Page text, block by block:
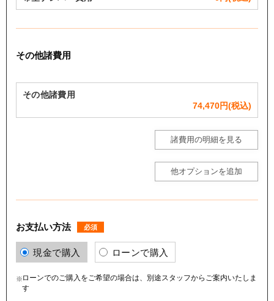
その他諸費用
その他諸費用
74,470円(税込)
諸費用の明細を見る
他オプションを追加
お支払い方法 必須
現金で購入 ローンで購入
ローンでのご購入をご希望の場合は、別途スタッフからご案内いたしま
す